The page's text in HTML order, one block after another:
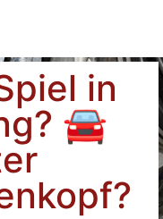
in
🚘